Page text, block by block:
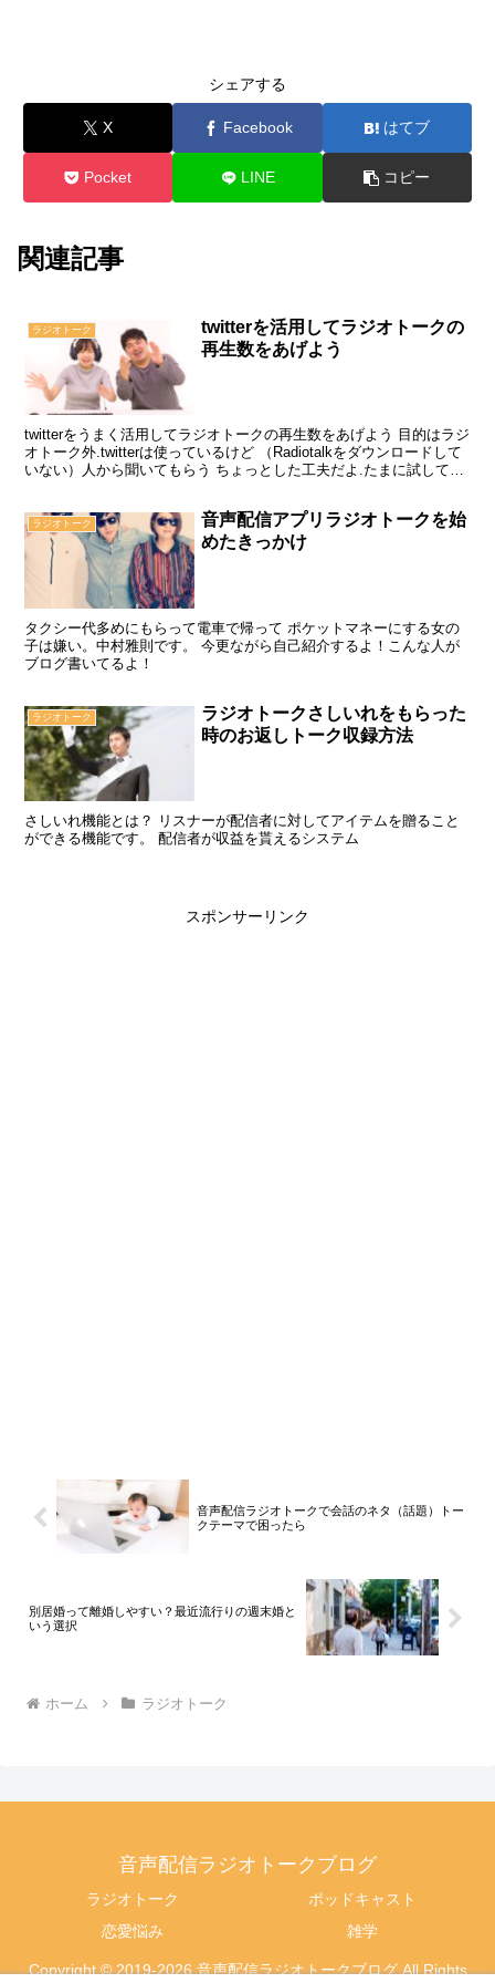
シェアする
X Facebook はてブ
Pocket LINE コピー
関連記事
ラジオトーク
twitterを活用してラジオトークの
再生数をあげよう
twitterをうまく活用してラジオトークの再生数をあげよう 目的はラジ
オトーク外.twitterは使っているけど （Radiotalkをダウンロードして
いない）人から聞いてもらう ちょっとした工夫だよ.たまに試してみ
ラジオトーク
音声配信アプリラジオトークを始
めたきっかけ
タクシー代多めにもらって電車で帰って ポケットマネーにする女の
子は嫌い。中村雅則です。 今更ながら自己紹介するよ！こんな人が
ブログ書いてるよ！
ラジオトーク
ラジオトークさしいれをもらった
時のお返しトーク収録方法
さしいれ機能とは？ リスナーが配信者に対してアイテムを贈ること
ができる機能です。 配信者が収益を貰えるシステム
スポンサーリンク
音声配信ラジオトークで会話のネタ（話題）トー
クテーマで困ったら
別居婚って離婚しやすい？最近流行りの週末婚と
いう選択
ホーム ラジオトーク
音声配信ラジオトークブログ
ラジオトーク
ポッドキャスト
恋愛悩み
雑学
Copyright © 2019-2026 音声配信ラジオトークブログ All Rights